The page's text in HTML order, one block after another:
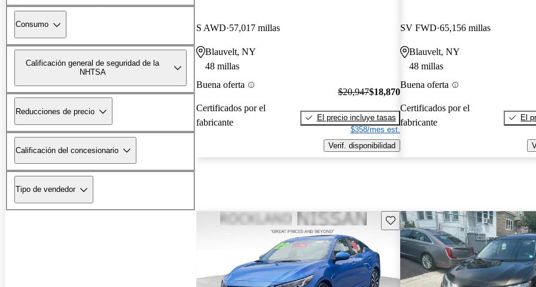
Consumo
Calificación general de seguridad de la
NHTSA
Reducciones de precio
Calificación del concesionario
Tipo de vendedor
S AWD 57,017 millas
Blauvelt, NY
48 millas
Buena oferta
Certificados por el
fabricante
$20,947$18,870
El precio incluye tasas
$358/mes est.
Verif. disponibilidad
SV FWD 65,156 millas
Blauvelt, NY
48 millas
Buena oferta
Certificados por el
fabricante
El
Guarda este Aviso